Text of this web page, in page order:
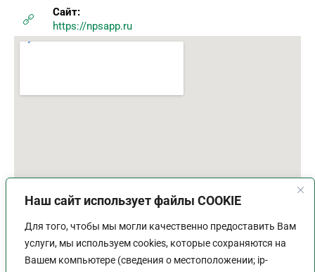
Наш сайт использует файлы COOKIE
Для того, чтобы мы могли качественно предоставить Вам
услуги, мы используем cookies, которые сохраняются на
Вашем компьютере (сведения о местоположении; ip-
Сайт:
https://npsapp.ru